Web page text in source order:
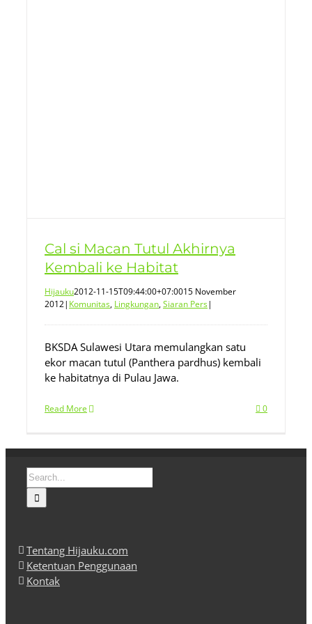
Cal si Macan Tutul Akhirnya
Kembali ke Habitat
Hijauku2012-11-15T09:44:00+07:0015 November
2012| Komunitas, Lingkungan,Siaran Pers|
BKSDA Sulawesi Utara memulangkan satu
ekor macan tutul (Panthera pardhus) kembali
ke habitatnya di Pulau Jawa.
Read More 0
Search
for:
Tentang Hijauku.com
Ketentuan Penggunaan
Kontak